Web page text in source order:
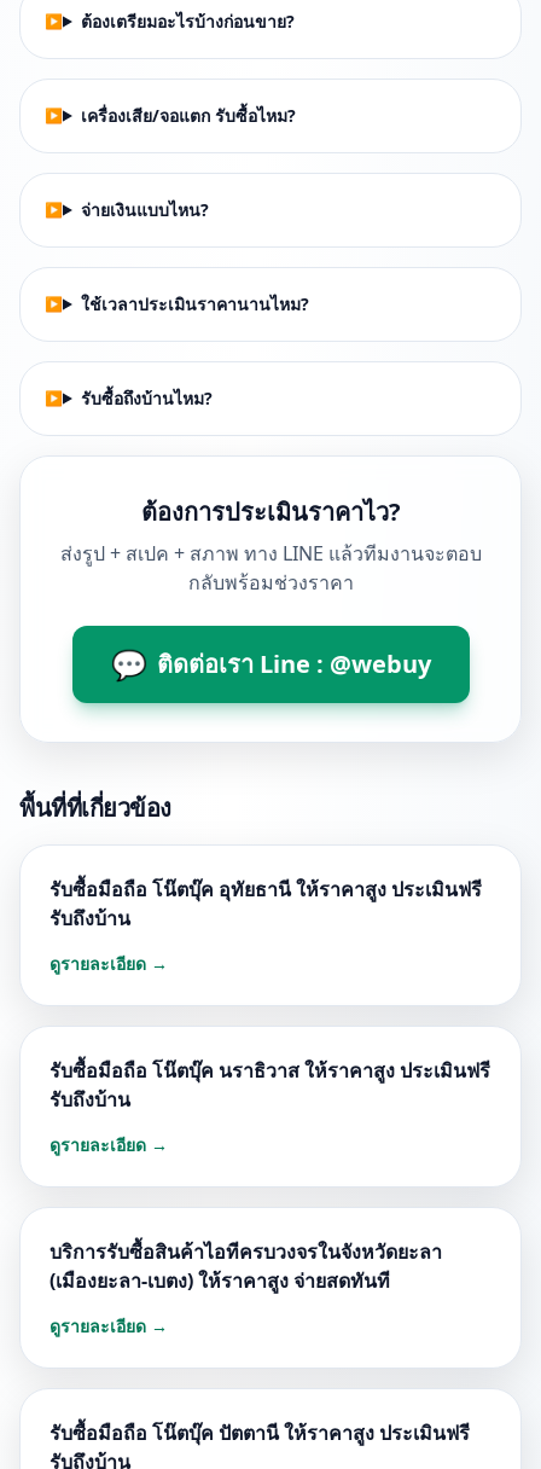
ต้องเตรียมอะไรบ้างก่อนขาย?
เครื่องเสีย/จอแตก รับซื้อไหม?
จ่ายเงินแบบไหน?
ใช้เวลาประเมินราคานานไหม?
รับซื้อถึงบ้านไหม?
ต้องการประเมินราคาไว?
ส่งรูป + สเปค + สภาพ ทาง LINE แล้วทีมงานจะตอบ
กลับพร้อมช่วงราคา
💬 ติดต่อเรา Line : @webuy
พื้นที่ที่เกี่ยวข้อง
รับซื้อมือถือ โน๊ตบุ๊ค อุทัยธานี ให้ราคาสูง ประเมินฟรี
รับถึงบ้าน
ดูรายละเอียด →
รับซื้อมือถือ โน๊ตบุ๊ค นราธิวาส ให้ราคาสูง ประเมินฟรี
รับถึงบ้าน
ดูรายละเอียด →
บริการรับซื้อสินค้าไอทีครบวงจรในจังหวัดยะลา
(เมืองยะลา-เบตง) ให้ราคาสูง จ่ายสดทันที
ดูรายละเอียด →
รับซื้อมือถือ โน๊ตบุ๊ค ปัตตานี ให้ราคาสูง ประเมินฟรี
รับถึงบ้าน